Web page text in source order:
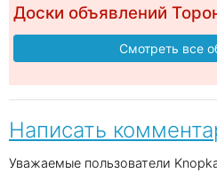
Доски объявлений
Смотреть все
Написать
Уважаемые пользователи